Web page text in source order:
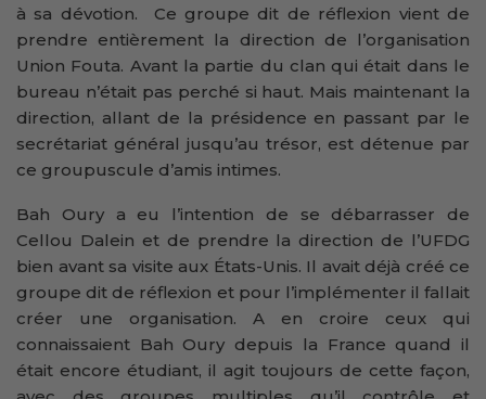
à sa dévotion. Ce groupe dit de réflexion vient de
prendre entièrement la direction de l’organisation
Union Fouta. Avant la partie du clan qui était dans le
bureau n’était pas perché si haut. Mais maintenant la
direction, allant de la présidence en passant par le
secrétariat général jusqu’au trésor, est détenue par
ce groupuscule d’amis intimes.
Bah Oury a eu l’intention de se débarrasser de
Cellou Dalein et de prendre la direction de l’UFDG
bien avant sa visite aux États-Unis. Il avait déjà créé ce
groupe dit de réflexion et pour l’implémenter il fallait
créer une organisation. A en croire ceux qui
connaissaient Bah Oury depuis la France quand il
était encore étudiant, il agit toujours de cette façon,